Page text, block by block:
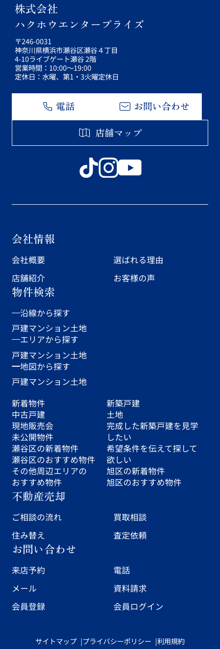
株式会社
ハクホウエンタープライズ
〒246-0031
神奈川県横浜市瀬谷区瀬谷４丁目
4-10ライブゲート瀬谷 2階
営業時間：10:00～19:00
定休日：水曜、第1・3火曜定休日
電話
お問い合わせ
店舗マップ
会社情報
会社概要
選ばれる理由
店舗紹介
お客様の声
物件検索
沿線から探す
戸建マンション土地
エリアから探す
戸建マンション土地
地図から探す
戸建マンション土地
新着物件
中古戸建
現地販売会
未公開物件
瀬谷区の新着物件
瀬谷区のおすすめ物件
その他周辺エリアの
おすすめ物件
新築戸建
土地
完成した新築戸建を見学
したい
希望条件を伝えて探して
欲しい
旭区の新着物件
旭区のおすすめ物件
不動産売却
ご相談の流れ
買取相談
住み替え
査定依頼
お問い合わせ
来店予約
電話
メール
資料請求
会員登録
会員ログイン
サイトマップ プライバシーポリシー 利用規約